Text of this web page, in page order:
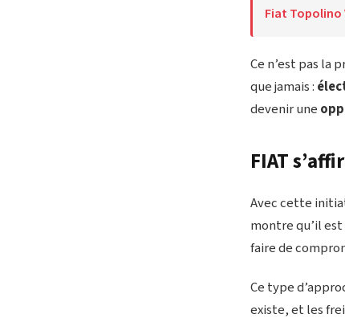
Fiat
Ce n’est pas la
que jamais :
devenir une
FIAT
Avec cette
montre qu’il
faire de
Ce type
existe, et les